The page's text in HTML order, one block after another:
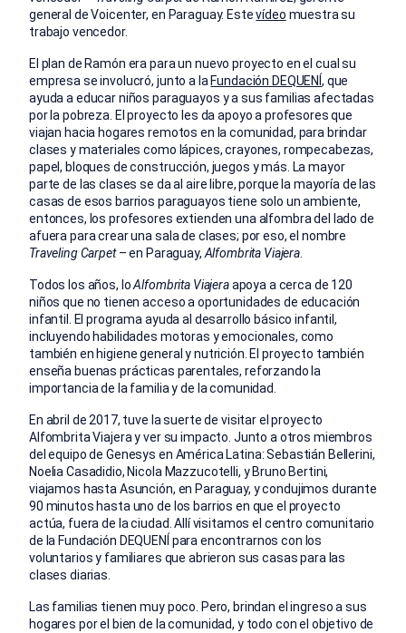
general de Voicenter, en Paraguay. Estevídeo muestra su
trabajo vencedor.
El plan de Ramón era para un nuevo proyecto en el cual su
empresa se involucró, junto a la Fundación DEQUENÍ, que
ayuda a educar niños paraguayos y a sus familias afectadas
por la pobreza. El proyecto les da apoyo a profesores que
viajan hacia hogares remotos en la comunidad, para brindar
clases y materiales como lápices, crayones, rompecabezas,
papel, bloques de construcción, juegos y más. La mayor
parte de las clases se da al aire libre, porque la mayoría de las
casas de esos barrios paraguayos tiene solo un ambiente,
entonces, los profesores extienden una alfombra del lado de
afuera para crear una sala de clases; por eso, el nombre
Traveling Carpet– en Paraguay, Alfombrita Viajera
Todos los años, loAlfombrita Viajeraapoya a cerca de 120
niños que no tienen acceso a oportunidades de educación
infantil. El programa ayuda al desarrollo básico infantil,
incluyendo habilidades motoras y emocionales, como
también en higiene general y nutrición. El proyecto también
enseña buenas prácticas parentales, reforzando la
importancia de la familia y de la comunidad.
En abril de 2017, tuve la suerte de visitar el proyecto
Alfombrita Viajera y ver su impacto. Junto a otros miembros
del equipo de Genesys en América Latina: Sebastián Bellerini,
Noelia Casadidio, Nicola Mazzucotelli, y Bruno Bertini,
viajamos hasta Asunción, en Paraguay, y condujimos durante
90 minutos hasta uno de los barrios en que el proyecto
actúa, fuera de la ciudad. Allí visitamos el centro comunitario
de la Fundación DEQUENÍ para encontrarnos con los
voluntarios y familiares que abrieron sus casas para las
clases diarias.
Las familias tienen muy poco. Pero, brindan el ingreso a sus
hogares por el bien de la comunidad, y todo con el objetivo de